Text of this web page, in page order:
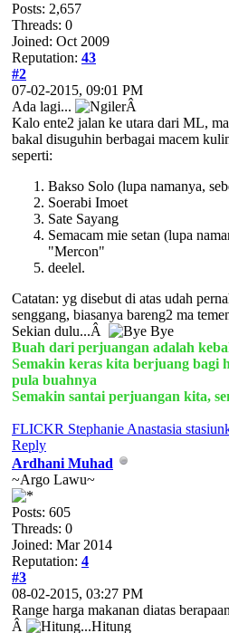
Posts: 2,657
Threads: 0
Joined: Oct 2009
Reputation: 43
#2
07-02-2015, 09:01 PM
Ada lagi...
Â
Kalo ente2 jalan ke utara dari ML,
bakal disuguhin berbagai macem
seperti:
Bakso Solo (lupa namanya,
Soerabi Imoet
Sate Sayang
Semacam mie setan (lupa
"Mercon"
deelel.
Catatan: yg disebut di atas udah
senggang, biasanya bareng2 ma
Sekian dulu...Â
Buah dari perjuangan adalah
Semakin keras kita berjuang bagi
pula buahnya
Semakin santai perjuangan kita,
FLICKR Stephanie Anastasia
Reply
Ardhani Muhad
~Argo Lawu~
Posts: 605
Threads: 0
Joined: Mar 2014
Reputation: 4
#3
08-02-2015, 03:27 PM
Range harga makanan diatas
Â